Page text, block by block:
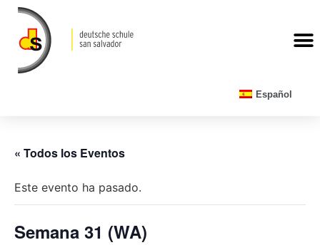
Español
« Todos los Eventos
Este evento ha pasado.
Semana 31 (WA)